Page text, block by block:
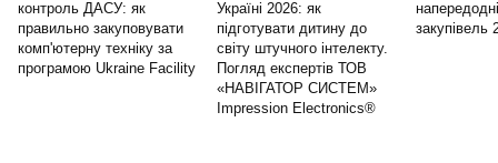
контроль ДАСУ: як
правильно закуповувати
комп'ютерну техніку за
програмою Ukraine Facility
Україні 2026: як
підготувати дитину до
світу штучного інтелекту.
Погляд експертів ТОВ
«НАВІГАТОР СИСТЕМ»
Impression Electronics®
закупівель